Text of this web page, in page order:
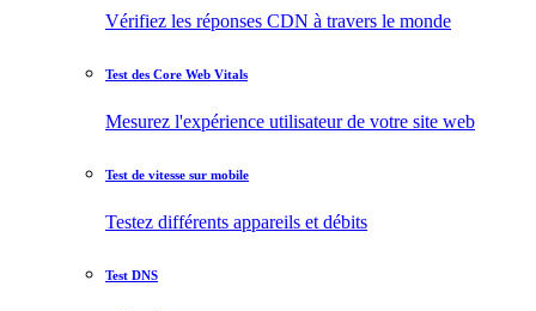
Vérifiez les réponses CDN à travers le monde
Test des Core Web Vitals
Mesurez l'expérience utilisateur de votre site web
Test de vitesse sur mobile
Testez différents appareils et débits
Test DNS